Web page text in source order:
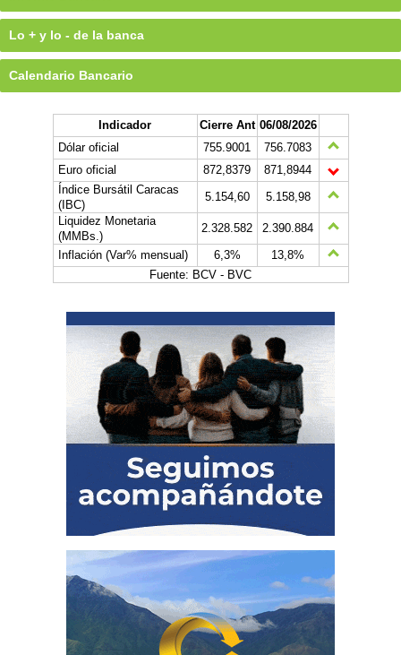
Lo + y lo - de la banca
Calendario Bancario
Indicador Cierre Ant 06/08/2026
Dólar oficial
755.9001
756.7083
Euro oficial
872,8379
871,8944
Índice Bursátil Caracas
(IBC)
5.154,60
5.158,98
Liquidez Monetaria
(MMBs.)
2.328.582
2.390.884
Inflación (Var% mensual)
6,3%
13,8%
Fuente: BCV - BVC